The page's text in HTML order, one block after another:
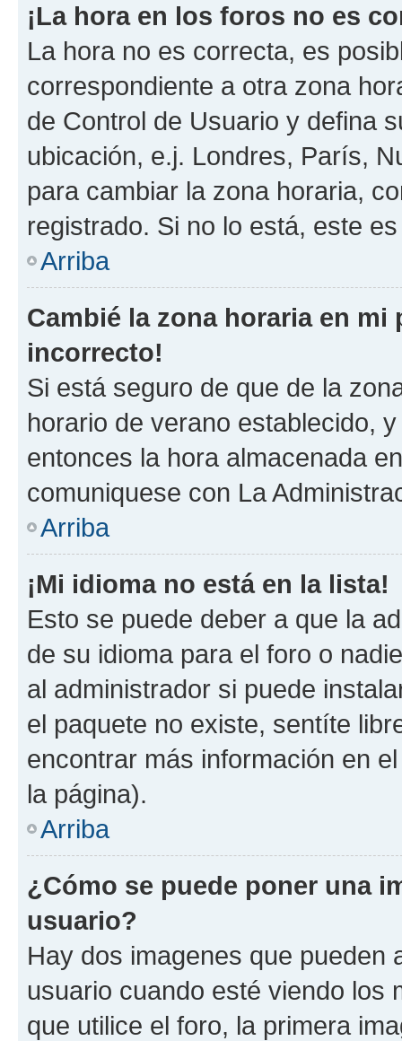
¡La hora en los foros no es
La hora no es correcta, es
correspondiente a otra zona
de Control de Usuario y defina
ubicación, e.j. Londres, París,
para cambiar la zona horaria,
registrado. Si no lo está, este
Arriba
Cambié la zona horaria en
incorrecto!
Si está seguro de que de la
horario de verano establecido,
entonces la hora almacenada
comuniquese con La
Arriba
¡Mi idioma no está en la lista!
Esto se puede deber a que la
de su idioma para el foro o
al administrador si puede
el paquete no existe, sentíte
encontrar más información en
la página).
Arriba
¿Cómo se puede poner una
usuario?
Hay dos imagenes que pueden
usuario cuando esté viendo los
que utilice el foro, la primera